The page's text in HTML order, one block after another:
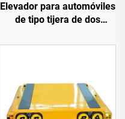
Elevador para automóviles
de tipo tijera de dos
elevadora para